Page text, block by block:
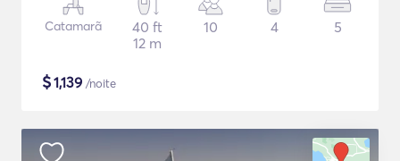
Catamarã
40 ft
12 m
10 4 5
$1,139 /noite